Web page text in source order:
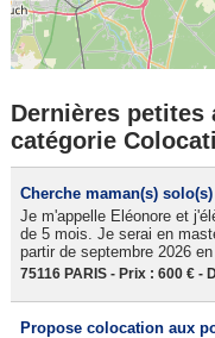
Dernières petites
catégorie
Cherche maman(s)
Je m'appelle Eléonore et
de 5 mois. Je serai en
partir de septembre 2026
75116 PARIS - Prix : 600 € -
Propose colocation aux